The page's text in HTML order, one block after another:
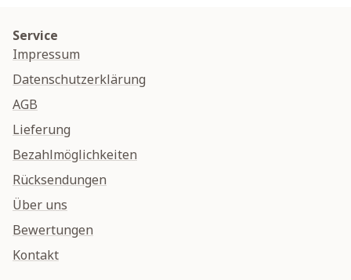
Service
Impressum
Datenschutzerklärung
AGB
Lieferung
Bezahlmöglichkeiten
Rücksendungen
Über uns
Bewertungen
Kontakt